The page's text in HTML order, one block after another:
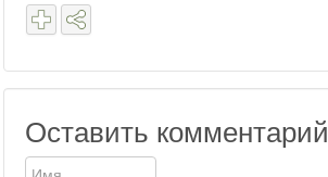
Оставить комментарий